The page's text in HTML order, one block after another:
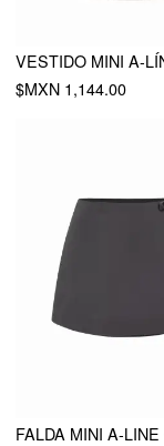
$MXN 1,144.00